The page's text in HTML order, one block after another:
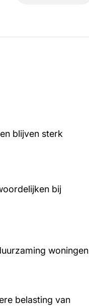
blijven sterk
bij
woningen
belasting van